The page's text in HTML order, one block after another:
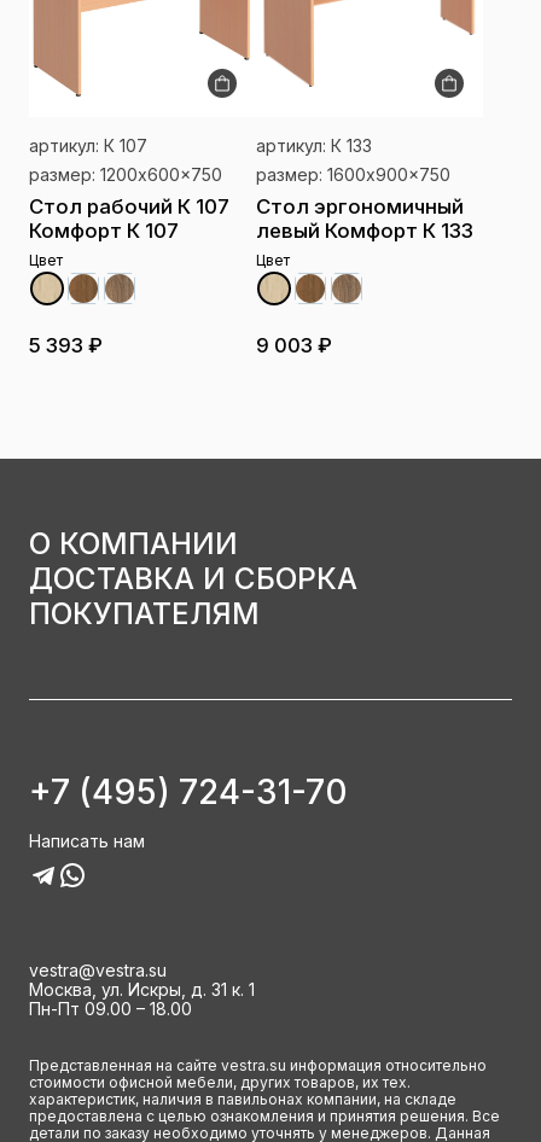
артикул: К 107
размер: 1200x600x750
Стол рабочий К 107
Комфорт К 107
Цвет
5 393 ₽
артикул: К 133
размер: 1600x900x750
Стол эргономичный
левый Комфорт К 133
Цвет
9 003 ₽
О КОМПАНИИ
ДОСТАВКА И СБОРКА
ПОКУПАТЕЛЯМ
+7 (495) 724-31-70
Написать нам
vestra@vestra.su
Москва, ул. Искры, д. 31 к. 1
Пн-Пт 09.00 – 18.00
Представленная на сайте vestra.su информация относительно
стоимости офисной мебели, других товаров, их тех.
характеристик, наличия в павильонах компании, на складе
предоставлена с целью ознакомления и принятия решения. Все
детали по заказу необходимо уточнять у менеджеров. Данная